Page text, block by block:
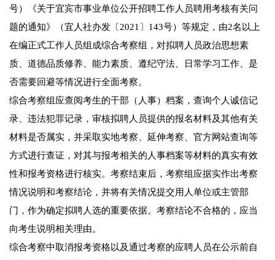
号）《关于宜宾市事业单位公开招聘工作人员聘用考核有关问
题的通知》（宜人社办发〔2021〕143号）等规定，由2名以上
在编正式工作人员组成综合考察组，对拟聘人员政治思想素
质、道德品质修养、能力素质、遵纪守法、日常学习工作、是
否需要回避等情况进行全面考察。
综合考察组应查阅考生的干部（人事）档案，查询个人诚信记
录、违法犯罪记录，审核拟聘人员提供的报名材料及其他有关
材料是否属实，并采取实地考察、延伸考察、官方网站查询等
方式进行查证，对其与报考相关的人事档案等材料的真实有效
性和报考资格进行核实。考察结束后，考察组应据实作出考察
情况说明和考察结论，并将有关情况提交用人单位或主管部
门，作为确定拟聘人选的重要依据。考察结论不合格的，应当
向考生说明相关理由。
综合考察中取消报考资格以及通过考察的应聘人员在公示前自